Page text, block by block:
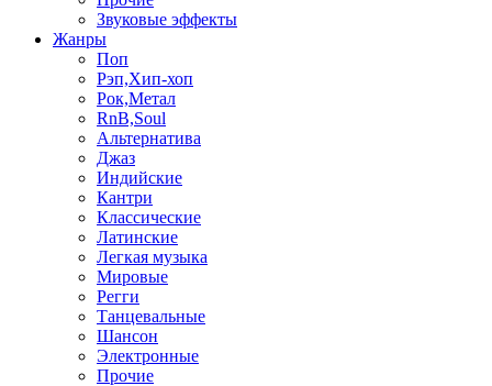
Звуковые эффекты
Жанры
Поп
Рэп,Хип-хоп
Рок,Метал
RnB,Soul
Альтернатива
Джаз
Индийские
Кантри
Классические
Латинские
Легкая музыка
Мировые
Регги
Танцевальные
Шансон
Электронные
Прочие